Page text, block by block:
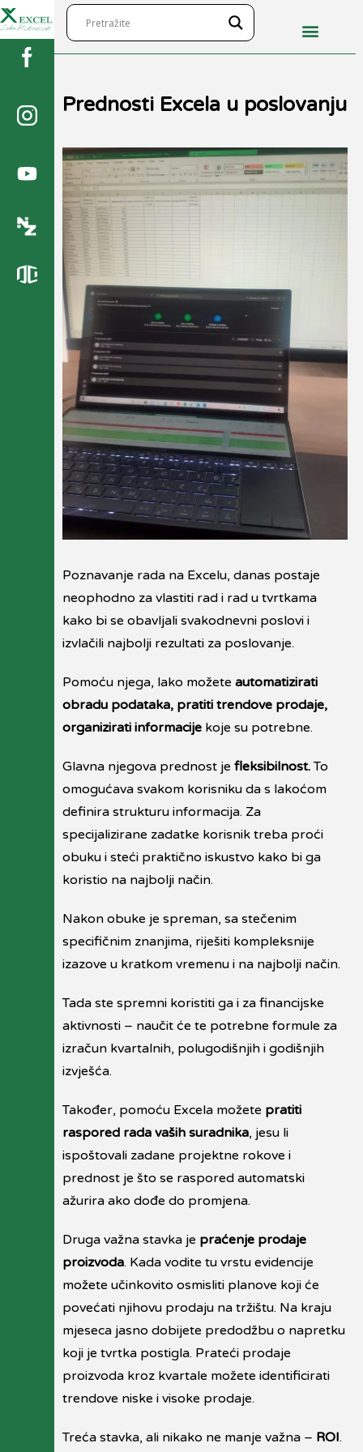
Prednosti Excela u poslovanju
Poznavanje rada na Excelu, danas postaje
neophodno za vlastiti rad i rad u tvrtkama
kako bi se obavljali svakodnevni poslovi i
izvlačili najbolji rezultati za poslovanje.
Pomoću njega, lako možeteautomatizirati
obradu podataka, pratiti trendove prodaje,
organizirati informacije koje su potrebne.
Glavna njegova prednost jefleksibilnost.To
omogućava svakom korisniku da s lakoćom
definira strukturu informacija. Za
specijalizirane zadatke korisnik treba proći
obuku i steći praktično iskustvo kako bi ga
koristio na najbolji način.
Nakon obuke je spreman, sa stečenim
specifičnim znanjima, riješiti kompleksnije
izazove u kratkom vremenu i na najbolji način.
Tada ste spremni koristiti ga i za financijske
aktivnosti – naučit će te potrebne formule za
izračun kvartalnih, polugodišnjih i godišnjih
izvješća.
Također, pomoću Excela možete pratiti
raspored rada vaših suradnika, jesu li
ispoštovali zadane projektne rokove i
prednost je što se raspored automatski
ažurira ako dođe do promjena.
Druga važna stavka je praćenje prodaje
proizvoda. Kada vodite tu vrstu evidencije
možete učinkovito osmisliti planove koji će
povećati njihovu prodaju na tržištu. Na kraju
mjeseca jasno dobijete predodžbu o napretku
koji je tvrtka postigla. Prateći prodaje
proizvoda kroz kvartale možete identificirati
trendove niske i visoke prodaje.
Treća stavka, ali nikako ne manje važna – ROI.